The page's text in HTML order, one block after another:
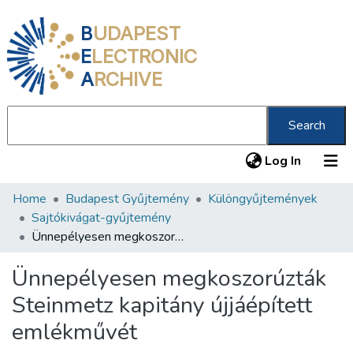
BUDAPEST
ELECTRONIC
ARCHIVE
Search
Log In (current)
Communities & Collections
All of DSpace
Statistics
About us
Home Budapest Gyűjtemény
Különgyűjtemények
Sajtókivágat-gyűjtemény
Ünnepélyesen megkoszorúzták Steinmetz kapitány újjáépített emlékművét
Ünnepélyesen megkoszorúzták
Steinmetz kapitány újjáépített
emlékművét